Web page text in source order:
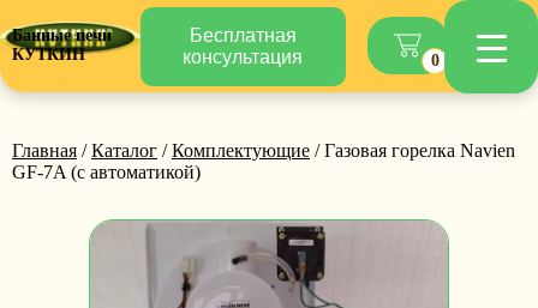
Банные печи
КУТКИН
Бесплатная
консультация
0
Главная /Каталог /Комплектующие / Газовая горелка Navien
GF-7A (с автоматикой)